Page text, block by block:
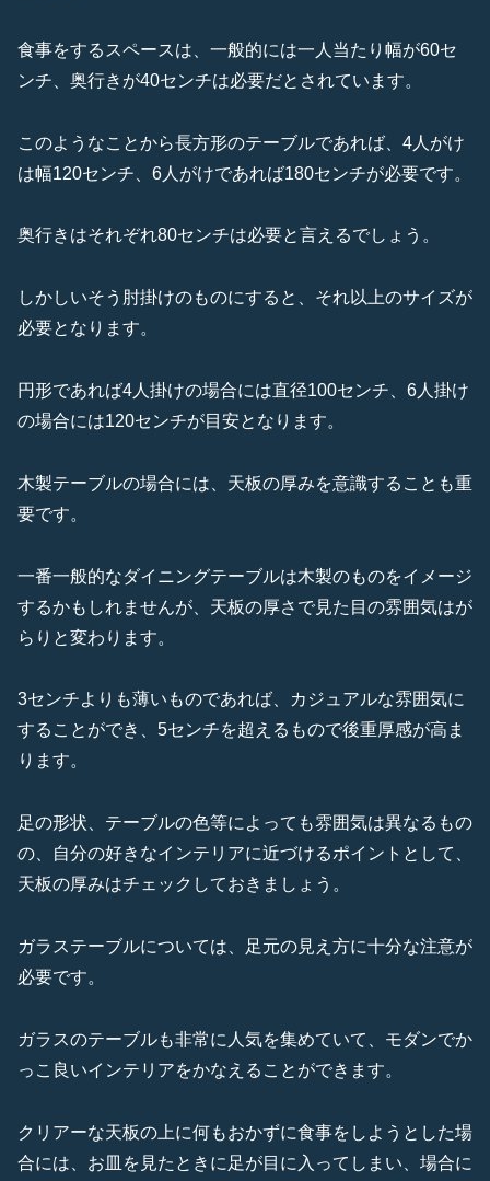
食事をするスペースは、一般的には一人当たり幅が60セ
ンチ、奥行きが40センチは必要だとされています。
このようなことから長方形のテーブルであれば、4人がけ
は幅120センチ、6人がけであれば180センチが必要です。
奥行きはそれぞれ80センチは必要と言えるでしょう。
しかしいそう肘掛けのものにすると、それ以上のサイズが
必要となります。
円形であれば4人掛けの場合には直径100センチ、6人掛け
の場合には120センチが目安となります。
木製テーブルの場合には、天板の厚みを意識することも重
要です。
一番一般的なダイニングテーブルは木製のものをイメージ
するかもしれませんが、天板の厚さで見た目の雰囲気はが
らりと変わります。
3センチよりも薄いものであれば、カジュアルな雰囲気に
することができ、5センチを超えるもので後重厚感が高ま
ります。
足の形状、テーブルの色等によっても雰囲気は異なるもの
の、自分の好きなインテリアに近づけるポイントとして、
天板の厚みはチェックしておきましょう。
ガラステーブルについては、足元の見え方に十分な注意が
必要です。
ガラスのテーブルも非常に人気を集めていて、モダンでか
っこ良いインテリアをかなえることができます。
クリアーな天板の上に何もおかずに食事をしようとした場
合には、お皿を見たときに足が目に入ってしまい、場合に